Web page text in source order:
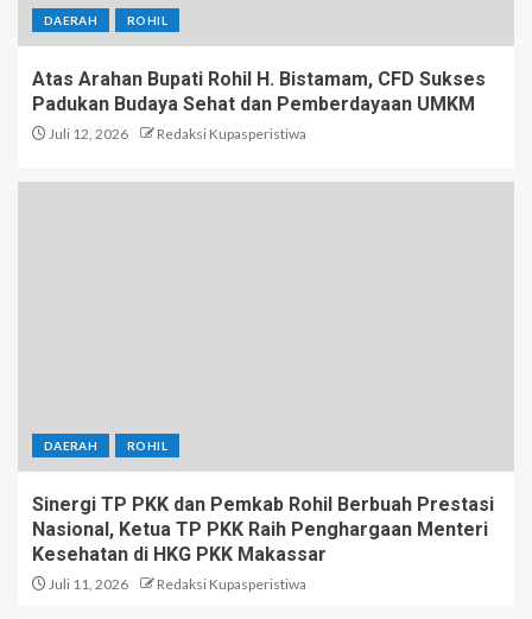
DAERAH ROHIL
Atas Arahan Bupati Rohil H. Bistamam, CFD Sukses
Padukan Budaya Sehat dan Pemberdayaan UMKM
Juli 12, 2026 Redaksi Kupasperistiwa
DAERAH ROHIL
Sinergi TP PKK dan Pemkab Rohil Berbuah Prestasi
Nasional, Ketua TP PKK Raih Penghargaan Menteri
Kesehatan di HKG PKK Makassar
Juli 11, 2026 Redaksi Kupasperistiwa